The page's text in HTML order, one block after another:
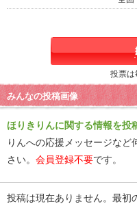
投票は
みんなの投稿画像
ほりきりんに関する情報を投
りんへの応援メッセージな
さい。 会員登録不要です。
投稿は現在ありません。最初